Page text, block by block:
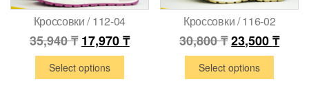
Кроссовки / 112-04
35,940₸ 17,970₸
Select options
Кроссовки / 116-02
30,800₸23,500₸
Select options